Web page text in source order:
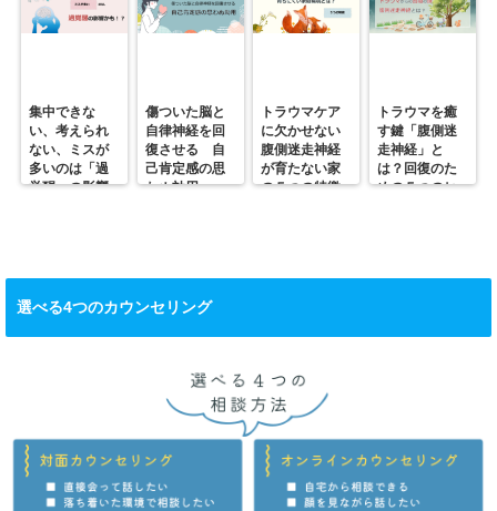
集中できな
い、考えられ
ない、ミスが
多いのは「過
覚醒」の影響
傷ついた脳と
自律神経を回
復させる 自
己肯定感の思
わぬ効用
トラウマケア
に欠かせない
腹側迷走神経
が育たない家
の５つの特徴
トラウマを癒
す鍵「腹側迷
走神経」と
は？回復のた
めの５つのヒ
選べる4つのカウンセリング